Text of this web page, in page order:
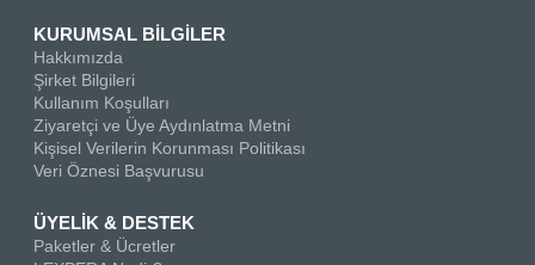
KURUMSAL BİLGİLER
Hakkımızda
Şirket Bilgileri
Kullanım Koşulları
Ziyaretçi ve Üye Aydınlatma Metni
Kişisel Verilerin Korunması Politikası
Veri Öznesi Başvurusu
ÜYELİK & DESTEK
Paketler & Ücretler